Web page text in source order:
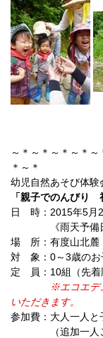
～＊～＊～＊～＊
＊～＊
幼児自然あそび体験
「親子でのんびり
日 時：2015年5月
《雨天予備日：
場 所：有度山北麓
対 象：0～3歳のお
定 員：10組（先着
※エコエデ
いただきます。
参加費：大人一人と
（追加一人ごと